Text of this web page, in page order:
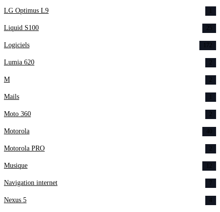
LG Optimus L9
Liquid S100 25
Logiciels 172
Lumia 620 2
M 2
Mails
Moto 360 2
Motorola 40
Motorola PRO 2
Musique 12
Navigation internet 7
Nexus 5 4